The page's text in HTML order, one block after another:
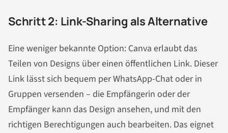
Schritt 2: Link-Sharing als Alternative
Eine weniger bekannte Option: Canva erlaubt das
Teilen von Designs über einen öffentlichen Link. Dieser
Link lässt sich bequem per WhatsApp-Chat oder in
Gruppen versenden – die Empfängerin oder der
Empfänger kann das Design ansehen, und mit den
richtigen Berechtigungen auch bearbeiten. Das eignet